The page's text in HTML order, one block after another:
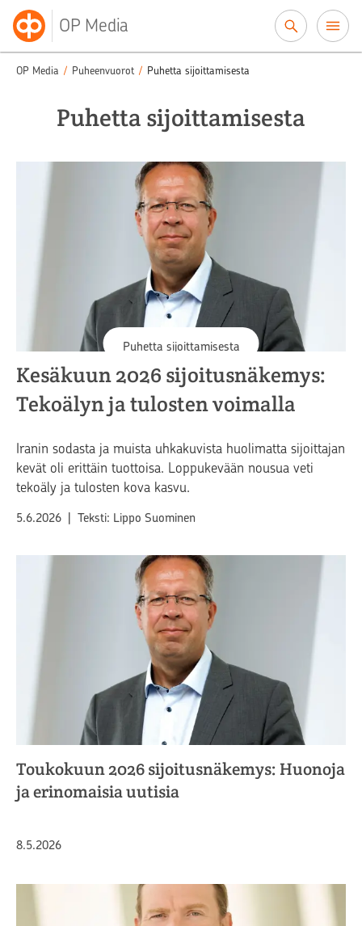
OP Media
OP Media / Puheenvuorot / Puhetta sijoittamisesta
Puhetta sijoittamisesta
Puhetta sijoittamisesta
Kesäkuun 2026 sijoitusnäkemys:
Tekoälyn ja tulosten voimalla
Iranin sodasta ja muista uhkakuvista huolimatta sijoittajan
kevät oli erittäin tuottoisa. Loppukevään nousua veti
tekoäly ja tulosten kova kasvu.
Julkaistu
5.6.2026 Teksti: Lippo Suominen
Toukokuun 2026 sijoitusnäkemys: Huonoja
ja erinomaisia uutisia
Julkaistu
8.5.2026